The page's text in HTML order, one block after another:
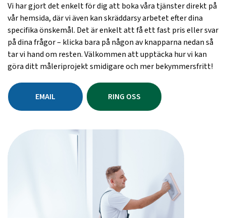
Vi har gjort det enkelt för dig att boka våra tjänster direkt på
vår hemsida, där vi även kan skräddarsy arbetet efter dina
specifika önskemål. Det är enkelt att få ett fast pris eller svar
på dina frågor – klicka bara på någon av knapparna nedan så
tar vi hand om resten. Välkommen att upptäcka hur vi kan
göra ditt måleriprojekt smidigare och mer bekymmersfritt!
EMAIL RING OSS